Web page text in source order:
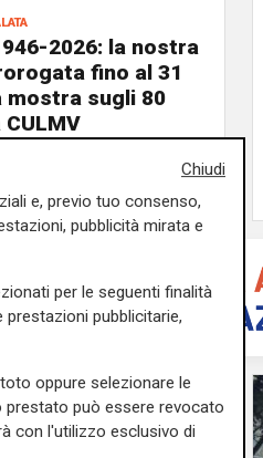
2026: la nostra
fino al 31
mostra sugli 80
di F.S.
Chiudi
e, previo tuo consenso,
pubblicità mirata e
per le seguenti finalità
prestazioni pubblicitarie,
oppure selezionare le
prestato può essere revocato
con l'utilizzo esclusivo di